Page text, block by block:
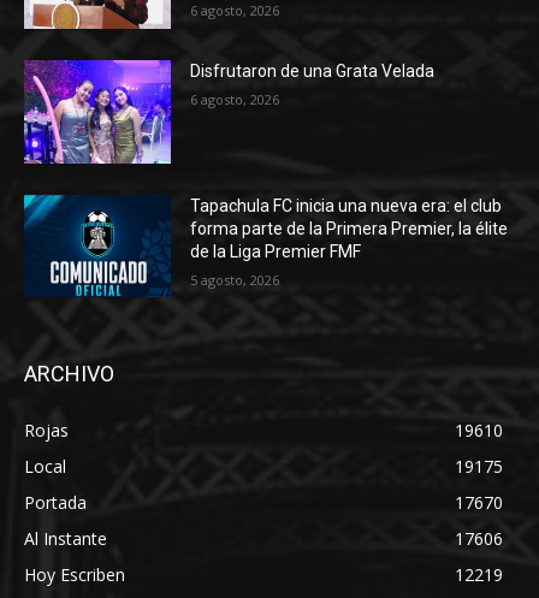
6 agosto, 2026
Disfrutaron de una Grata Velada
6 agosto, 2026
Tapachula FC inicia una nueva era: el club
forma parte de la Primera Premier, la élite
de la Liga Premier FMF
5 agosto, 2026
ARCHIVO
Rojas
19610
Local
19175
Portada
17670
Al Instante
17606
Hoy Escriben
12219